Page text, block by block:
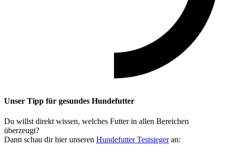
Unser Tipp für gesundes Hundefutter
Du willst direkt wissen, welches Futter in allen Bereichen
überzeugt?
Dann schau dir hier unseren Hundefutter Testsiegeran: